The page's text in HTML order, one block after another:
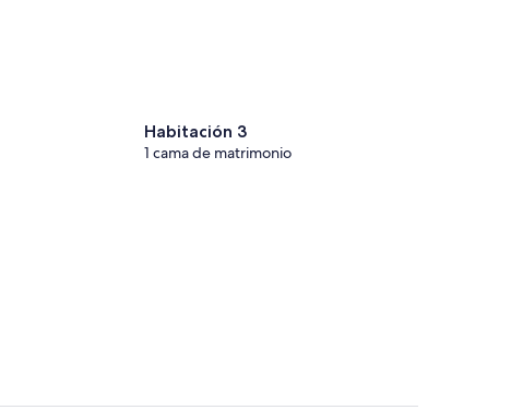
Habitación 3
1 cama de matrimonio